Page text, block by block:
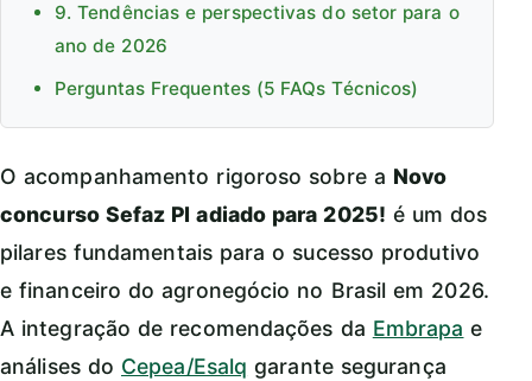
9. Tendências e perspectivas do setor para o
ano de 2026
Perguntas Frequentes (5 FAQs Técnicos)
O acompanhamento rigoroso sobre a Novo
concurso Sefaz PI adiado para 2025! é um dos
pilares fundamentais para o sucesso produtivo
e financeiro do agronegócio no Brasil em 2026.
A integração de recomendações da Embrapa e
análises do Cepea/Esalq garante segurança